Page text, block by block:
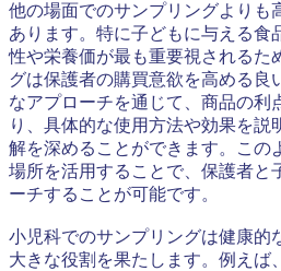
他の場面でのサンプリングよりも
あります。特に子どもに与える食
性や栄養価が最も重要視されるた
グは保護者の購買意欲を高める良
なアプローチを通じて、商品の利
り、具体的な使用方法や効果を説
解を深めることができます。この
場所を活用することで、保護者と
ーチすることが可能です。
小児科でのサンプリングは健康的
大きな役割を果たします。例えば